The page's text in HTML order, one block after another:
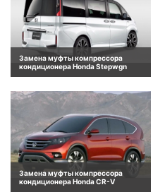
Замена муфты компрессора
кондиционера Honda Stepwgn
Замена муфты компрессора
кондиционера Honda CR-V